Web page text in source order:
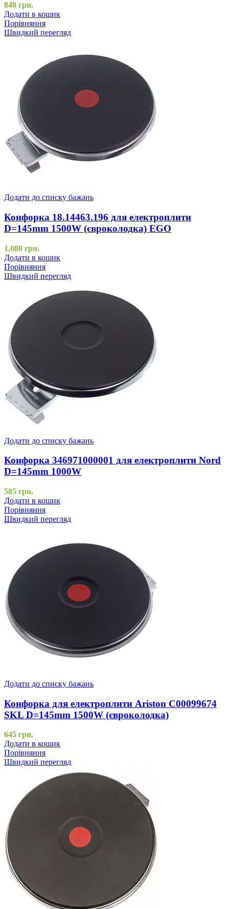
840 грн.
Додати в кошик
Порівняння
Швидкий перегляд
Додати до списку бажань
Конфорка 18.14463.196 для електроплити
D=145mm 1500W (євроколодка) EGO
1,080 грн.
Додати в кошик
Порівняння
Швидкий перегляд
Додати до списку бажань
Конфорка 346971000001 для електроплити Nord
D=145mm 1000W
585 грн.
Додати в кошик
Порівняння
Швидкий перегляд
Додати до списку бажань
Конфорка для електроплити Ariston C00099674
SKL D=145mm 1500W (євроколодка)
645 грн.
Додати в кошик
Порівняння
Швидкий перегляд